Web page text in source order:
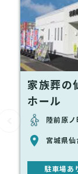
家族葬
ホール
陸前原
宮城県
駐車場あ